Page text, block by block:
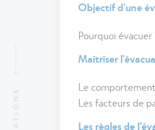
Objectif d'une
Pourquoi évacuer
Maîtriser
Le
Les facteurs de
Les règles de